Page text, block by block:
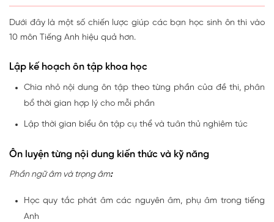
Dưới đây là một số chiến lược giúp các bạn học sinh ôn thi vào
10 môn Tiếng Anh hiệu quả hơn.
Lập kế hoạch ôn tập khoa học
Chia nhỏ nội dung ôn tập theo từng phần của đề thi, phân
bổ thời gian hợp lý cho mỗi phần
Lập thời gian biểu ôn tập cụ thể và tuân thủ nghiêm túc
Ôn luyện từng nội dung kiến thức và kỹ năng
Phần ngữ âm và trọng âm:
Học quy tắc phát âm các nguyên âm, phụ âm trong tiếng
Anh